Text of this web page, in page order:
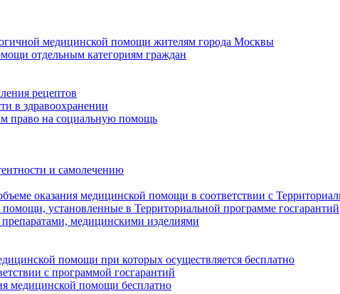
медицинской помощи жителям города Москвы
отдельным категориям граждан
рецептов
в здравоохранении
право на социальную помощь
и самолечению
оказания медицинской помощи в соответствии с
установленные в Территориальной программе госгарантий
медицинскими изделиями
помощи при которых осуществляется бесплатно
с программой госгарантий
медицинской помощи бесплатно